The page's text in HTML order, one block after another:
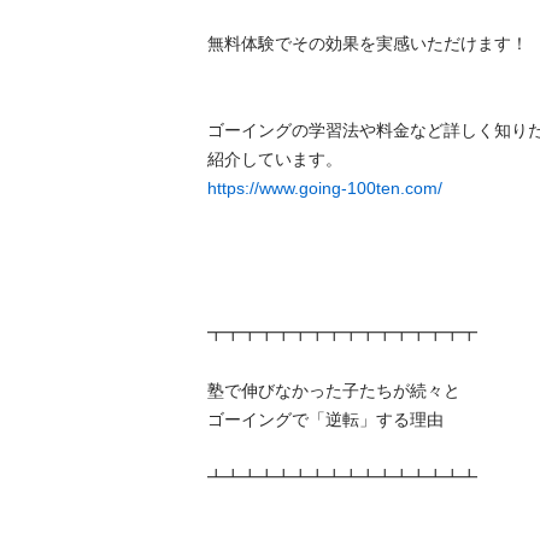
無料体験でその効果を実感いただけます！
ゴーイングの学習法や料金など詳しく知り
https://www.going-100ten.com/
┳┳┳┳┳┳┳┳┳┳┳┳┳┳┳┳
塾で伸びなかった子たちが続々と
ゴーイングで「逆転」する理由
┻┻┻┻┻┻┻┻┻┻┻┻┻┻┻┻